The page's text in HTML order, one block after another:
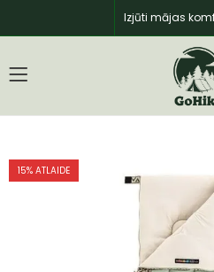
Izjūti mājas
15% ATLAIDE